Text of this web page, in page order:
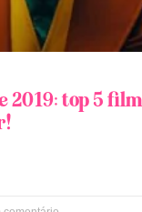
2019: top 5